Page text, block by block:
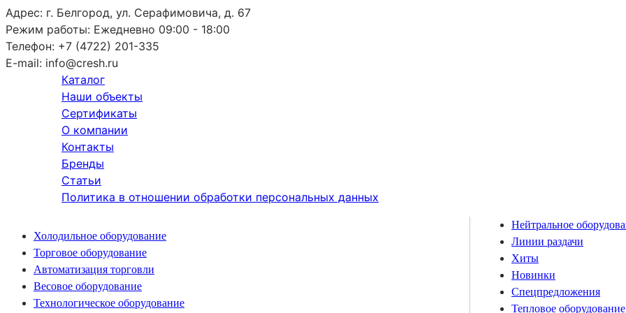
Адрес: г. Белгород, ул. Серафимовича, д. 67
Режим работы: Ежедневно 09:00 - 18:00
Телефон: +7 (4722) 201-335
E-mail: info@cresh.ru
Каталог
Наши объекты
Сертификаты
О компании
Контакты
Бренды
Статьи
Политика в отношении обработки персональных данных
Холодильное оборудование
Торговое оборудование
Автоматизация торговли
Весовое оборудование
Технологическое оборудование
Нейтральное
Линии раздачи
Хиты
Новинки
Спецпредложения
Тепловое оборудование